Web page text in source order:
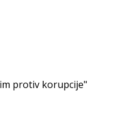
protiv korupcije"